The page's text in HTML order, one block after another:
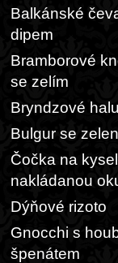
Balkánské
dipem
Bramborové
se zelím
Bryndzové
Bulgur se
Čočka na
nakládanou
Dýňové rizoto
Gnocchi s
špenátem